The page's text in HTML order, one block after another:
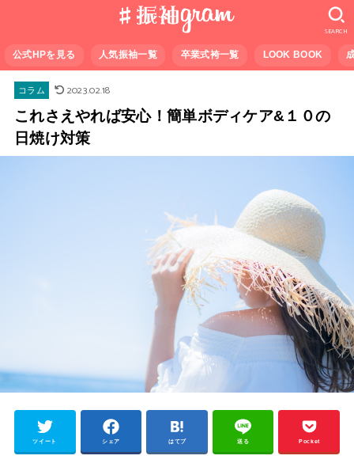
公式HPを見る 人気振袖一覧 卒業式袴一覧 LOOK BOOK
SEARCH
コラム
2023.02.18
これさえやれば安心！簡単ボディケア&１０の
日焼け対策
ツイート シェア はてブ 送る Pocket